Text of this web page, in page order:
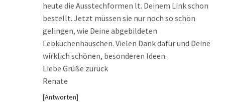
heute die Ausstechformen lt. Deinem Link schon
bestellt. Jetzt müssen sie nur noch so schön
gelingen, wie Deine abgebildeten
Lebkuchenhäuschen. Vielen Dank dafür und Deine
wirklich schönen, besonderen Ideen.
Liebe Grüße zurück
Renate
Antworten